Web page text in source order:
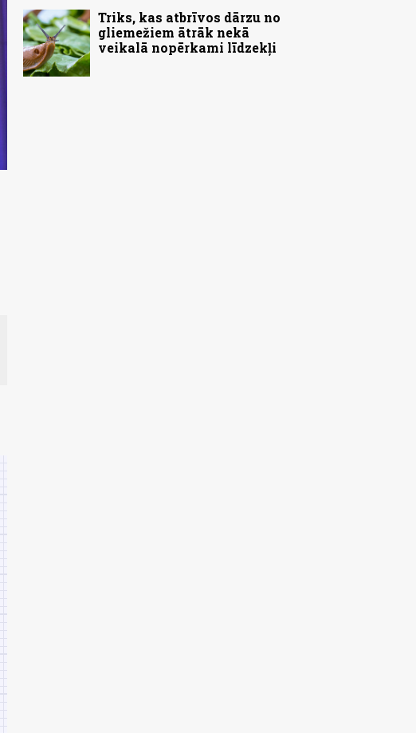
Triks, kas atbrīvos dārzu no
gliemežiem ātrāk nekā
veikalā nopērkami līdzekļi